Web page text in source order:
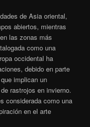
de Asia oriental,
abiertos, mientras
las zonas más
como una
occidental ha
debido en parte
implican un
rastrojos en invierno.
considerada como una
en el arte